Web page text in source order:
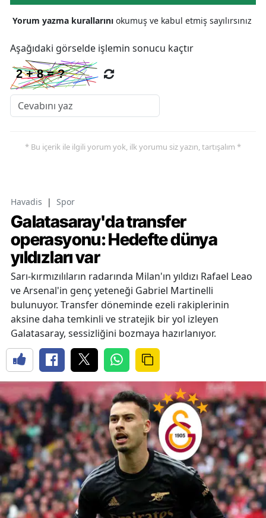
Yorum yazma kurallarını okumuş ve kabul etmiş sayılırsınız
Aşağıdaki görselde işlemin sonucu kaçtır
* Bu içerik ile ilgili yorum yok, ilk yorumu siz yazın, tartışalım *
Havadis | Spor
Galatasaray'da transfer
operasyonu: Hedefte dünya
yıldızları var
Sarı-kırmızılıların radarında Milan'ın yıldızı Rafael Leao
ve Arsenal'in genç yeteneği Gabriel Martinelli
bulunuyor. Transfer döneminde ezeli rakiplerinin
aksine daha temkinli ve stratejik bir yol izleyen
Galatasaray, sessizliğini bozmaya hazırlanıyor.